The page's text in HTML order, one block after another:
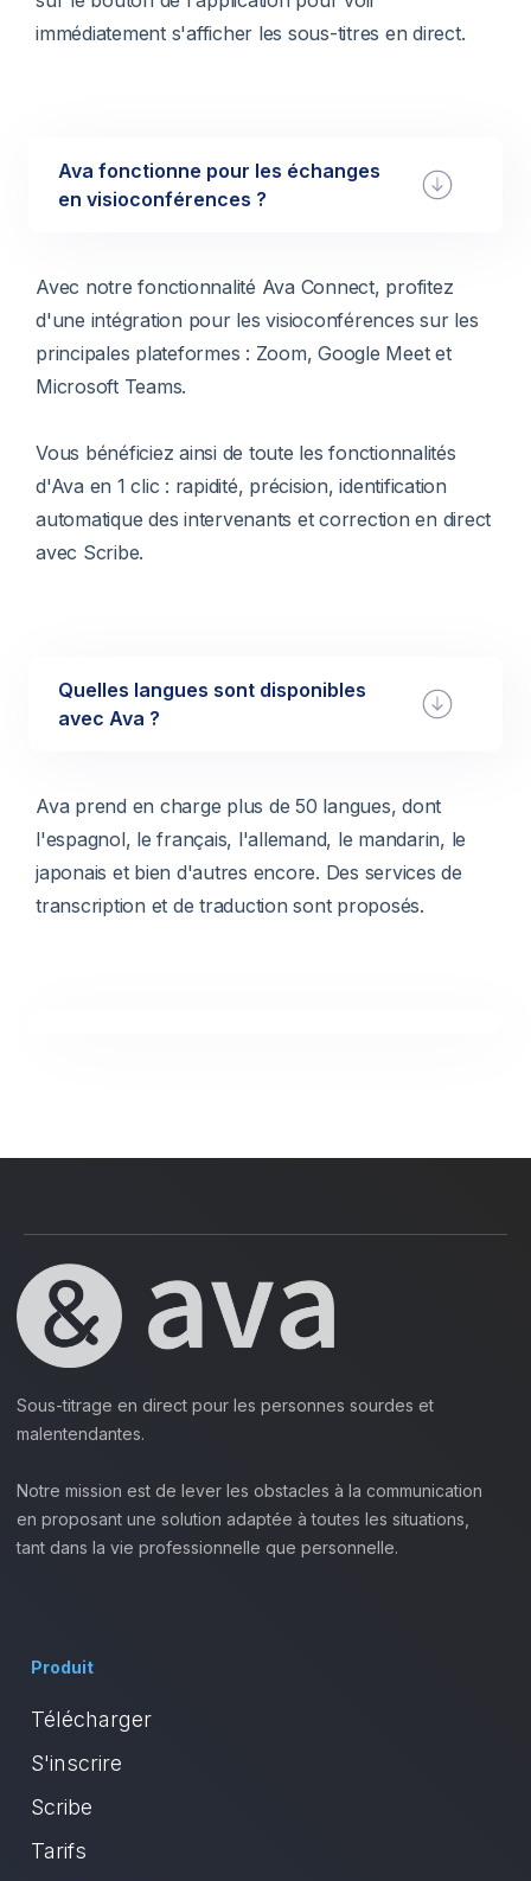
immédiatement s'afficher les sous-titres en direct.
Ava fonctionne pour les échanges
en visioconférences ?
Avec notre fonctionnalité Ava Connect, profitez
d'une intégration pour les visioconférences sur les
principales plateformes : Zoom, Google Meet et
Microsoft Teams.
Vous bénéficiez ainsi de toute les fonctionnalités
d'Ava en 1 clic : rapidité, précision, identification
automatique des intervenants et correction en direct
avec Scribe.
Quelles langues sont disponibles
avec Ava ?
Ava prend en charge plus de 50 langues, dont
l'espagnol, le français, l'allemand, le mandarin, le
japonais et bien d'autres encore. Des services de
transcription et de traduction sont proposés.
Sous-titrage en direct pour les personnes sourdes et
malentendantes.
Notre mission est de lever les obstacles à la communication
en proposant une solution adaptée à toutes les situations,
tant dans la vie professionnelle que personnelle.
Produit
Télécharger
S'inscrire
Scribe
Tarifs